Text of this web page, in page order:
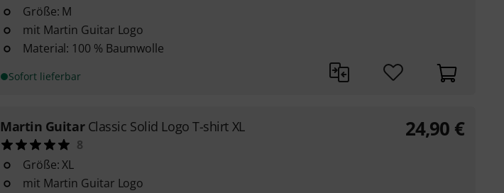
Größe: M
mit Martin Guitar Logo
Material: 100 % Baumwolle
Sofort lieferbar
Martin Guitar Classic Solid Logo T-shirt XL
8
Größe: XL
mit Martin Guitar Logo
24,90 €